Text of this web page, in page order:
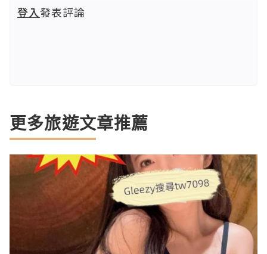
登入發表評論
更多旅遊文章推薦